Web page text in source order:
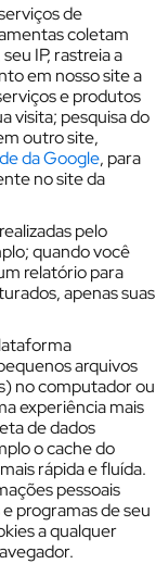
de
coletam
IP, rastreia a
em nosso site a
e produtos
visita; pesquisa do
outro site,
da Google, para
no site da
pelo
quando você
relatório para
apenas suas
arquivos
no computador ou
experiência mais
de dados
o cache do
rápida e fluída.
pessoais
programas de seu
a qualquer